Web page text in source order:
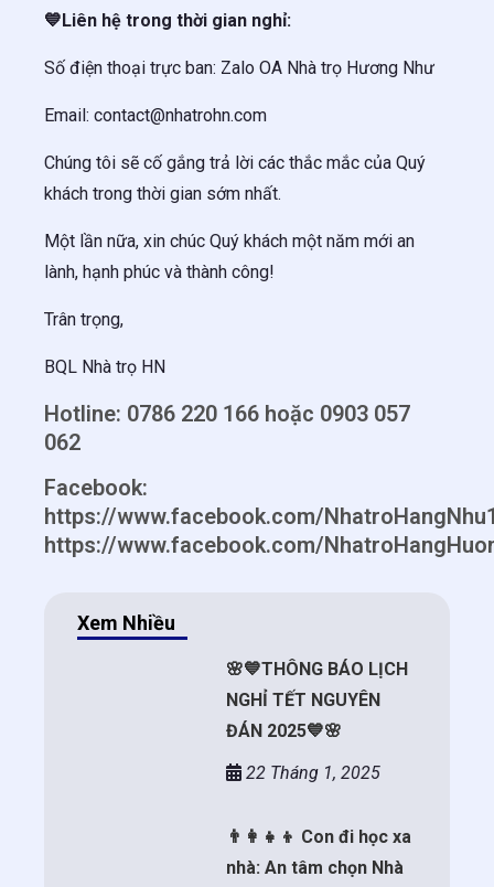
💙Liên hệ trong thời gian nghỉ:
Số điện thoại trực ban: Zalo OA Nhà trọ Hương Như
Email: contact@nhatrohn.com
Chúng tôi sẽ cố gắng trả lời các thắc mắc của Quý
khách trong thời gian sớm nhất.
Một lần nữa, xin chúc Quý khách một năm mới an
lành, hạnh phúc và thành công!
Trân trọng,
BQL Nhà trọ HN
Hotline: 0786 220 166 hoặc 0903 057
062
Facebook:
https://www.facebook.com/
https://www.facebook.com/
Xem Nhiều
🌸💙THÔNG BÁO LỊCH
NGHỈ TẾT NGUYÊN
ĐÁN 2025💙🌸
22 Tháng 1, 2025
👨‍👩‍👧‍👦 Con đi học xa
nhà: An tâm chọn Nhà